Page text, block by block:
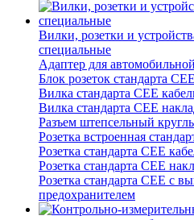
Вилки, розетки и
специальные
Адаптер для
Блок розеток стандарта CEE
Вилка стандарта CEE
Вилка стандарта CEE
Разъем штепсельный
Розетка встроенная
Розетка стандарта СЕЕ
Розетка стандарта СЕЕ
Розетка стандарта СЕЕ с
предохранителем